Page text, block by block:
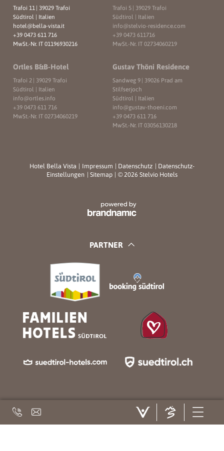
Trafoi 11 39029 Trafoi
Südtirol | Italien
hotel@bella-vista.it
+39 0473 611 716
MwSt.-Nr. IT 01196930216
Trafoi 5
39029 Trafoi
Südtirol | Italien
info@stelvio-residence.com
+39 0473 611716
MwSt.-Nr. IT 02734060219
Ortles B&B-Hotel
Trafoi 2
39029 Trafoi
Südtirol | Italien
info@ortles.info
+39 0473 611 716
MwSt.-Nr. IT 02734060219
Gustav Thöni Residence
Sandweg 9
39026 Prad am
Stilfserjoch
Südtirol | Italien
info@gustav-thoeni.com
+39 0473 611 716
MwSt.-Nr. IT 03056130218
Hotel Bella Vista | Impressum | Datenschutz | Datenschutz-
Einstellungen | Sitemap | © 2026 Stelvio Hotels
PARTNER